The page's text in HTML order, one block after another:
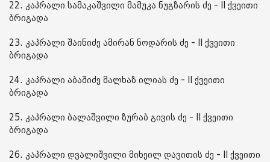
22. კაპრალი სამაკაშვილი მამუკა ნუგზარის ძე - II ქვეითი
ბრიგადა
23. კაპრალი შაინიძე ამირან ნოდარის ძე - II ქვეითი
ბრიგადა
24. კაპრალი აბაშიძე მალხაზ ილიას ძე - II ქვეითი
ბრიგადა
25. კაპრალი ბალაშვილი ზურაბ გივის ძე - II ქვეითი
ბრიგადა
26. კაპრალი დვალიშვილი მიხეილ დავითის ძე - II ქვეითი